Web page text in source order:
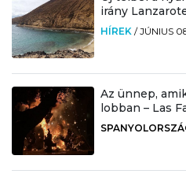
irány
HÍREK /JÚNIUS
Az ünnep,
lobban – Las